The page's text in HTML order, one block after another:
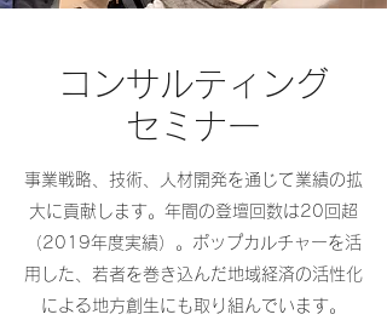
コンサルティング
セミナー
​事業戦略、技術、人材開発を通じて業績の拡
大に貢献します。年間の登壇回数は20回超
（2019年度実績）。ポップカルチャーを活
用した、若者を巻き込んだ地域経済の活性化
による地方創生にも取り組んでいます。